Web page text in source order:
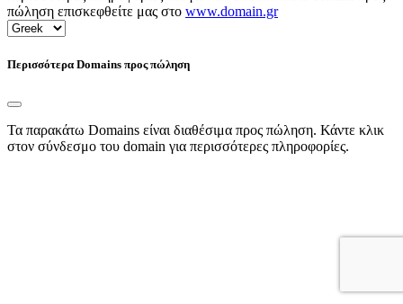
πώληση επισκεφθείτε μας στο www.domain.gr
Περισσότερα Domains προς πώληση
Τα παρακάτω Domains είναι διαθέσιμα προς πώληση. Κάντε κλικ
στον σύνδεσμο του domain για περισσότερες πληροφορίες.